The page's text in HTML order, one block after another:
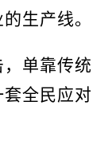
生产线。
单靠传统
全民应对